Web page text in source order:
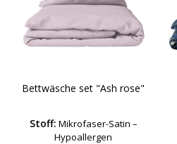
Bettwäsche set "Ash rose"
Stoff: Mikrofaser-Satin –
Hypoallergen